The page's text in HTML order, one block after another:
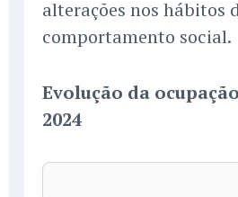
alterações nos hábitos
comportamento social.
Evolução da
2024